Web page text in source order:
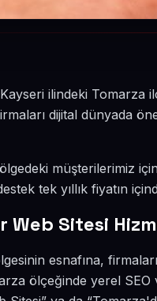
ilindeki Tomarza
dijital dünyada
müşterilerimiz
tek yıllık fiyatın
Web Sitesi
esnafına,
ölçeğinde yerel